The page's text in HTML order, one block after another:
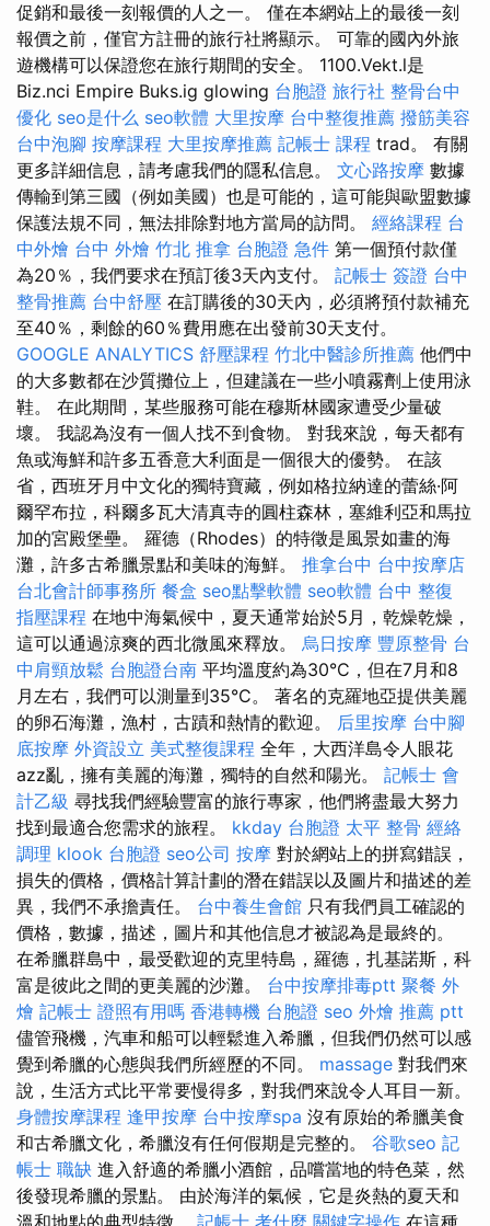
促銷和最後一刻報價的人之一。 僅在本網站上的最後一刻
報價之前，僅官方註冊的旅行社將顯示。 可靠的國內外旅
遊機構可以保證您在旅行期間的安全。 1100.Vekt.l是
Biz.nci Empire Buks.ig glowing 台胞證 旅行社 整骨台中
優化 seo是什么 seo軟體 大里按摩 台中整復推薦 撥筋美容
台中泡腳 按摩課程 大里按摩推薦 記帳士 課程 trad。 有關
更多詳細信息，請考慮我們的隱私信息。 文心路按摩 數據
傳輸到第三國（例如美國）也是可能的，這可能與歐盟數據
保護法規不同，無法排除對地方當局的訪問。 經絡課程 台
中外燴 台中 外燴 竹北 推拿 台胞證 急件 第一個預付款僅
為20％，我們要求在預訂後3天內支付。 記帳士 簽證 台中
整骨推薦 台中舒壓 在訂購後的30天內，必須將預付款補充
至40％，剩餘的60％費用應在出發前30天支付。
GOOGLE ANALYTICS 舒壓課程 竹北中醫診所推薦 他們中
的大多數都在沙質攤位上，但建議在一些小噴霧劑上使用泳
鞋。 在此期間，某些服務可能在穆斯林國家遭受少量破
壞。 我認為沒有一個人找不到食物。 對我來說，每天都有
魚或海鮮和許多五香意大利面是一個很大的優勢。 在該
省，西班牙月中文化的獨特寶藏，例如格拉納達的蕾絲·阿
爾罕布拉，科爾多瓦大清真寺的圓柱森林，塞維利亞和馬拉
加的宮殿堡壘。 羅德（Rhodes）的特徵是風景如畫的海
灘，許多古希臘景點和美味的海鮮。 推拿台中 台中按摩店
台北會計師事務所 餐盒 seo點擊軟體 seo軟體 台中 整復
指壓課程 在地中海氣候中，夏天通常始於5月，乾燥乾燥，
這可以通過涼爽的西北微風來釋放。 烏日按摩 豐原整骨 台
中肩頸放鬆 台胞證台南 平均溫度約為30°C，但在7月和8
月左右，我們可以測量到35°C。 著名的克羅地亞提供美麗
的卵石海灘，漁村，古蹟和熱情的歡迎。 后里按摩 台中腳
底按摩 外資設立 美式整復課程 全年，大西洋島令人眼花
azz亂，擁有美麗的海灘，獨特的自然和陽光。 記帳士 會
計乙級 尋找我們經驗豐富的旅行專家，他們將盡最大努力
找到最適合您需求的旅程。 kkday 台胞證 太平 整骨 經絡
調理 klook 台胞證 seo公司 按摩 對於網站上的拼寫錯誤，
損失的價格，價格計算計劃的潛在錯誤以及圖片和描述的差
異，我們不承擔責任。 台中養生會館 只有我們員工確認的
價格，數據，描述，圖片和其他信息才被認為是最終的。
在希臘群島中，最受歡迎的克里特島，羅德，扎基諾斯，科
富是彼此之間的更美麗的沙灘。 台中按摩排毒ptt 聚餐 外
燴 記帳士 證照有用嗎 香港轉機 台胞證 seo 外燴 推薦 ptt
儘管飛機，汽車和船可以輕鬆進入希臘，但我們仍然可以感
覺到希臘的心態與我們所經歷的不同。 massage 對我們來
說，生活方式比平常要慢得多，對我們來說令人耳目一新。
身體按摩課程 逢甲按摩 台中按摩spa 沒有原始的希臘美食
和古希臘文化，希臘沒有任何假期是完整的。 谷歌seo 記
帳士 職缺 進入舒適的希臘小酒館，品嚐當地的特色菜，然
後發現希臘的景點。 由於海洋的氣候，它是炎熱的夏天和
溫和地點的典型特徵。 記帳士 考什麼 關鍵字操作 在這種